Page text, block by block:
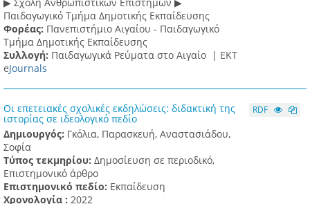
Παιδαγωγικό Τμήμα Δημοτικής Εκπαίδευσης
Φορέας: Πανεπιστήμιο Αιγαίου - Παιδαγωγικό
Τμήμα Δημοτικής Εκπαίδευσης
Συλλογή: Παιδαγωγικά Ρεύματα στο Αιγαίο | ΕΚΤ
eJournals
Οι επετειακές σχολικές εκδηλώσεις: διδακτική της
ιστορίας σε ιδεολογικό πεδίο
Δημιουργός: Γκόλια, Παρασκευή, Αναστασιάδου,
Σοφία
Τύπος τεκμηρίου: Δημοσίευση σε περιοδικό,
Επιστημονικό άρθρο
Επιστημονικό πεδίο: Εκπαίδευση
Χρονολογία : 2022
RDF